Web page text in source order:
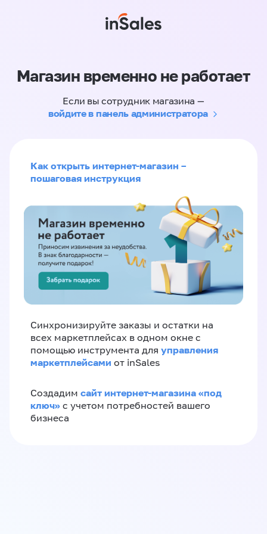
Магазин временно не работает
Если вы сотрудник магазина —
войдите в панель администратора
Как открыть интернет-магазин –
пошаговая инструкция
Синхронизируйте заказы и остатки на
всех маркетплейсах в одном окне с
помощью инструмента для управления
маркетплейсами от inSales
Создадим сайт интернет-магазина «под
ключ» с учетом потребностей вашего
бизнеса